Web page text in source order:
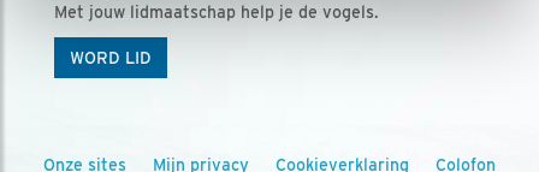
Met jouw lidmaatschap help je de vogels.
WORD LID
Onze sites Mijn privacy Cookieverklaring Colofon